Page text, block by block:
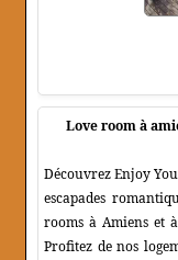
Love room à
Découvrez Enjoy
escapades
rooms à Amiens et
Profitez de nos